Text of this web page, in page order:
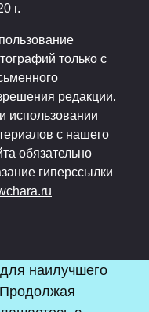
г.
только с
редакции.
использовании
с нашего
обязательно
гиперссылки
наилучшего